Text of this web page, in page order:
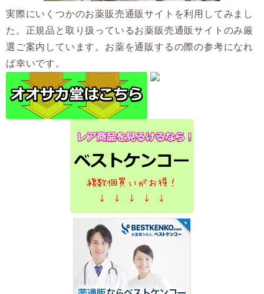
実際にいくつかのお薬販売通販サイトを利用してみまし
た。正規品と取り扱っているお薬販売通販サイトのみ厳
選ご案内しています。お薬を通販するの際の参考になれ
ば幸いです。